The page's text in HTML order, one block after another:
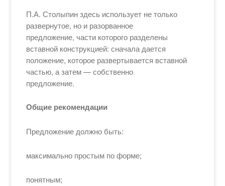
П.А. Столыпин здесь использует не только
развернутое, но и разорванное
предложение, части которого разделены
вставной конструкцией: сначала дается
положение, которое развертывается вставной
частью, а затем — собственно
предложение.
Общие рекомендации
Предложение должно быть:
максимально простым по форме;
понятным;